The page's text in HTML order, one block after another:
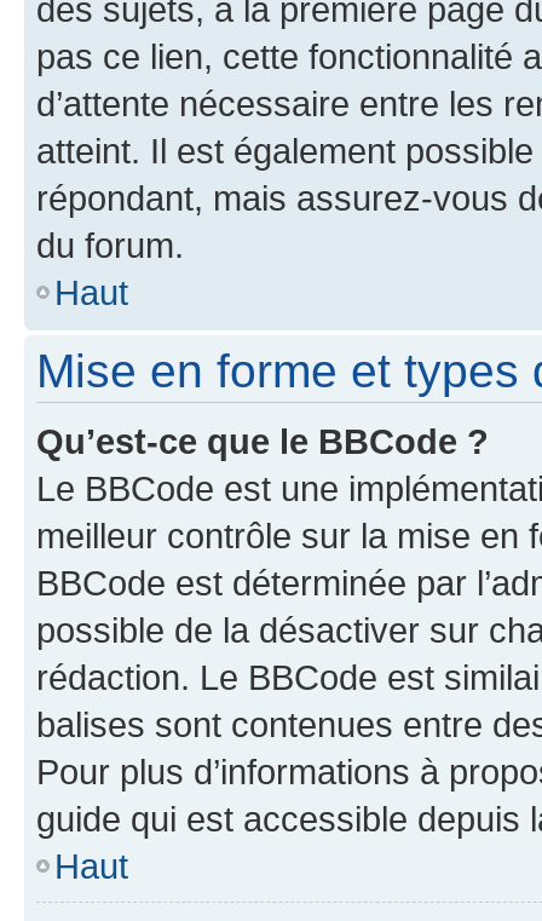
des sujets, à la première page
pas ce lien, cette fonctionnalité
d’attente nécessaire entre les
atteint. Il est également
répondant, mais assurez-vous
du forum.
Haut
Mise en forme et types
Qu’est-ce que le BBCode ?
Le BBCode est une
meilleur contrôle sur la mise en
BBCode est déterminée par
possible de la désactiver sur
rédaction. Le BBCode est
balises sont contenues entre
Pour plus d’informations à
guide qui est accessible depuis
Haut